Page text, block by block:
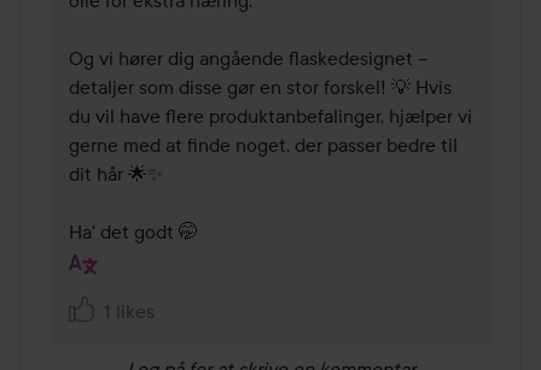
Og vi hører dig angående flaskedesignet –
detaljer som disse gør en stor forskel! 💡 Hvis
du vil have flere produktanbefalinger, hjælper vi
gerne med at finde noget, der passer bedre til
dit hår 🌟✨
Ha' det godt 🤭
1 likes